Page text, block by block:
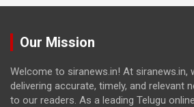
Our Mission
Welcome to siranews.in! At siranews.in,
delivering accurate, timely, and relevant
to our readers. As a leading Telugu